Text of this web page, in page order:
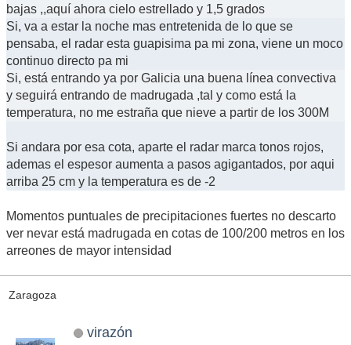
bajas ,,aquí ahora cielo estrellado y 1,5 grados
Si, va a estar la noche mas entretenida de lo que se
pensaba, el radar esta guapisima pa mi zona, viene un moco
continuo directo pa mi
Si, está entrando ya por Galicia una buena línea convectiva
y seguirá entrando de madrugada ,tal y como está la
temperatura, no me estraña que nieve a partir de los 300M
Si andara por esa cota, aparte el radar marca tonos rojos,
ademas el espesor aumenta a pasos agigantados, por aqui
arriba 25 cm y la temperatura es de -2
Momentos puntuales de precipitaciones fuertes no descarto
ver nevar está madrugada en cotas de 100/200 metros en los
arreones de mayor intensidad
Zaragoza
virazón